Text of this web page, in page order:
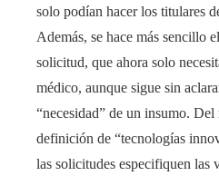
solo podían hacer los titulares
Además, se hace más sencillo
solicitud, que ahora solo
médico, aunque sigue sin
“necesidad” de un insumo.
definición de “tecnologías
las solicitudes especifiquen las